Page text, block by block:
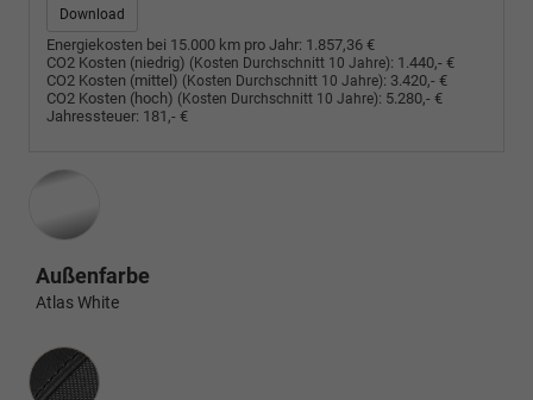
Download
Energiekosten bei 15.000 km pro Jahr: 1.857,36 €
CO2 Kosten (niedrig) (Kosten Durchschnitt 10 Jahre): 1.440,- €
CO2 Kosten (mittel) (Kosten Durchschnitt 10 Jahre): 3.420,- €
CO2 Kosten (hoch) (Kosten Durchschnitt 10 Jahre): 5.280,- €
Jahressteuer: 181,- €
Außenfarbe
Atlas White
Innenausstattung